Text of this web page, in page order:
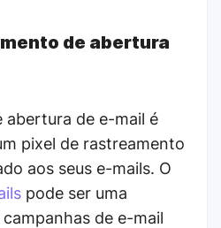
de abertura
abertura de e-mail é
pixel de rastreamento
aos seus e-mails. O
pode ser uma
de e-mail